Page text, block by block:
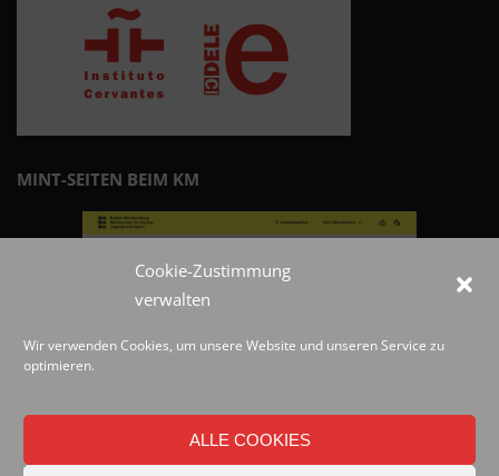
Cookie-Zustimmung
verwalten
Wir verwenden Cookies, um unsere Website und unseren Service zu
optimieren.
ALLE COOKIES
MINT-SEITEN BEIM KM